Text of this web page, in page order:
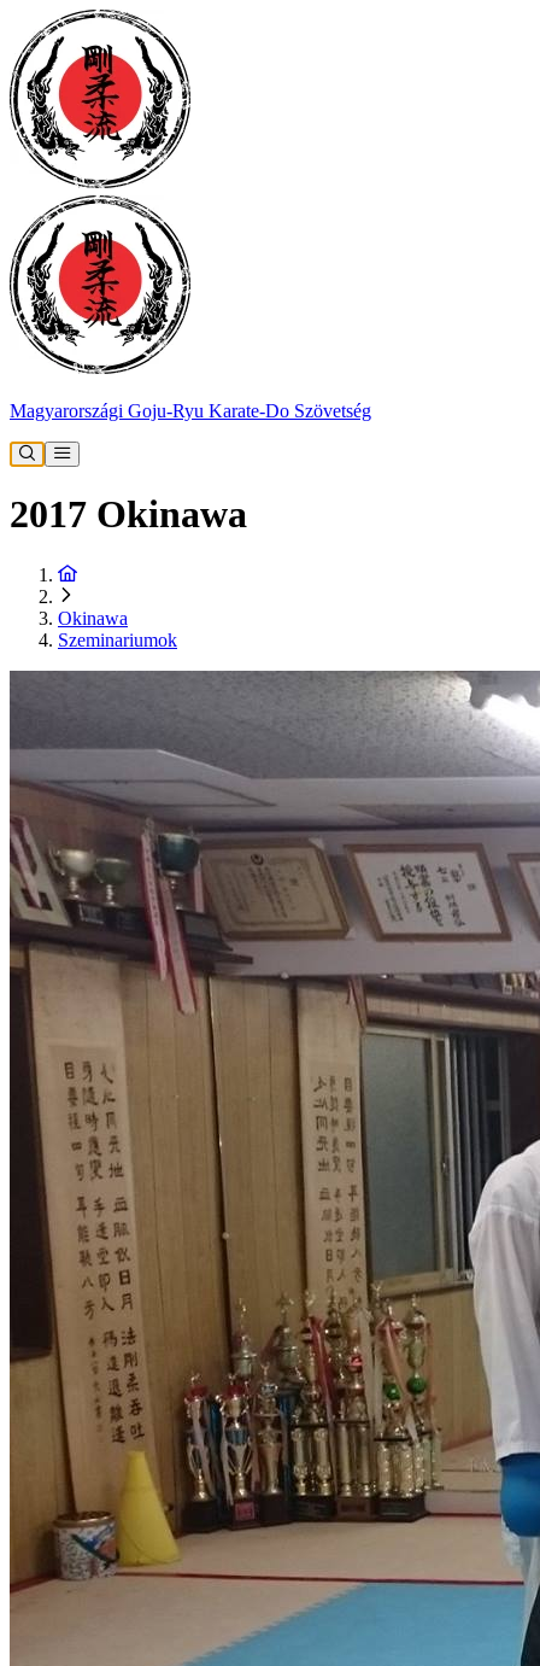
Magyarországi Goju-Ryu Karate-Do Szövetség
2017 Okinawa
Okinawa
Szeminariumok